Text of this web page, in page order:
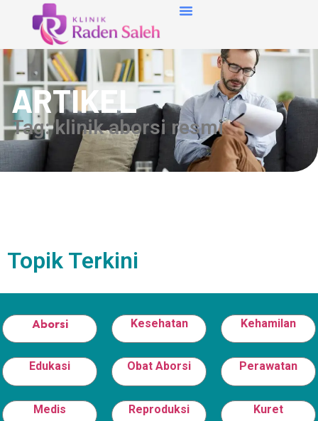
ARTIKEL
Tag: klinik aborsi resmi
Topik Terkini
Aborsi Kesehatan Kehamilan
Edukasi Obat Aborsi Perawatan
Medis Reproduksi Kuret